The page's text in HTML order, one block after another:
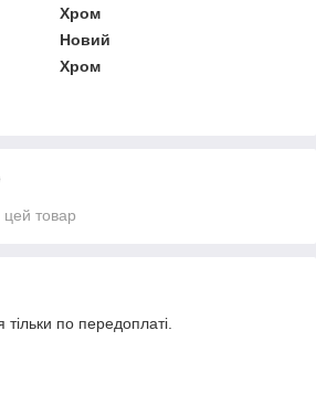
Хром
Новий
Хром
цей товар
тільки по передоплаті.